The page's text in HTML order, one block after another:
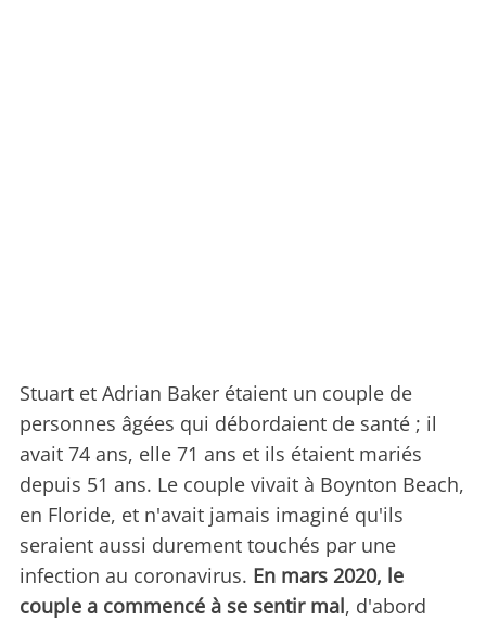
Stuart et Adrian Baker étaient un couple de
personnes âgées qui débordaient de santé ; il
avait 74 ans, elle 71 ans et ils étaient mariés
depuis 51 ans. Le couple vivait à Boynton Beach,
en Floride, et n'avait jamais imaginé qu'ils
seraient aussi durement touchés par une
infection au coronavirus. En mars 2020, le
couple a commencé à se sentir mal, d'abord